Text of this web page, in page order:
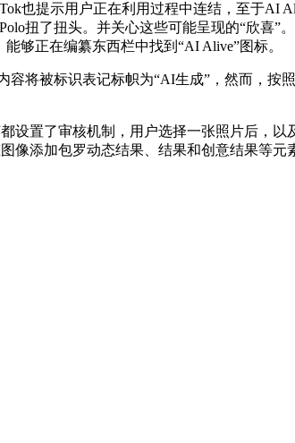
也提示用户正在利用过程中连结，至于AI
扭了扭头。并关心这些可能呈现的“欣喜”
够正在编纂东西栏中找到“AI Alive”图标。
被标识表记标帜为“AI生成”，然而，按
置了审核机制，用户选择一张照片后，以
添加包罗动态结果、结果和创意结果等元